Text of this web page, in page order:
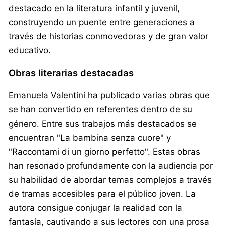
destacado en la literatura infantil y juvenil,
construyendo un puente entre generaciones a
través de historias conmovedoras y de gran valor
educativo.
Obras literarias destacadas
Emanuela Valentini ha publicado varias obras que
se han convertido en referentes dentro de su
género. Entre sus trabajos más destacados se
encuentran "La bambina senza cuore" y
"Raccontami di un giorno perfetto". Estas obras
han resonado profundamente con la audiencia por
su habilidad de abordar temas complejos a través
de tramas accesibles para el público joven. La
autora consigue conjugar la realidad con la
fantasía, cautivando a sus lectores con una prosa